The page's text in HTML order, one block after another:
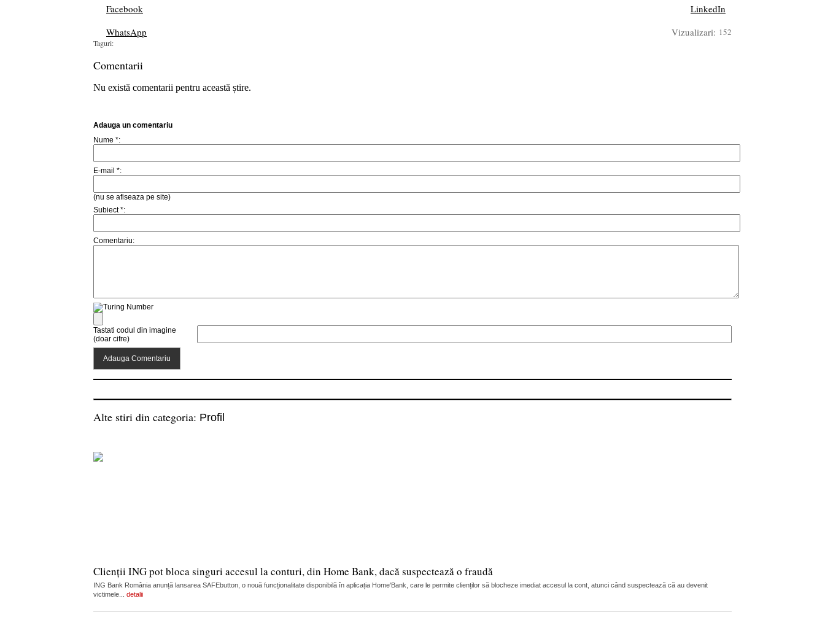
Facebook
LinkedIn
WhatsApp
Vizualizari: 152
Taguri:
Comentarii
Nu există comentarii pentru această știre.
Adauga un comentariu
Nume *:
E-mail *:
(nu se afiseaza pe site)
Subiect *:
Comentariu:
Tastati codul din imagine
(doar cifre)
Alte stiri din categoria: Profil
Clienții ING pot bloca singuri accesul la conturi, din Home Bank, dacă suspectează o fraudă
ING Bank România anunță lansarea SAFEbutton, o nouă funcționalitate disponibilă în aplicația Home'Bank, care le permite clienților să blocheze imediat accesul la cont, atunci când suspectează că au devenit
victimele... detalii